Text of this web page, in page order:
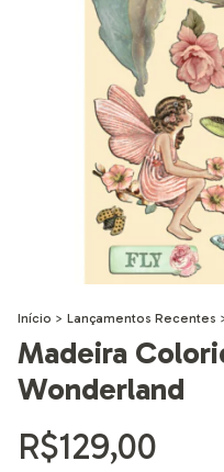
Início > Lançamentos Recentes
Madeira
Wonderland
R$129,00